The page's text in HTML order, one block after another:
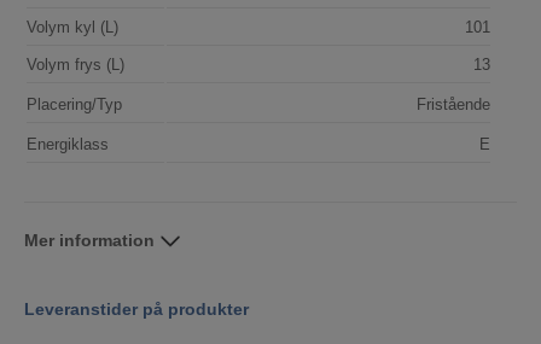
Volym kyl (L) 101
Volym frys (L) 13
Placering/Typ Fristående
Energiklass E
Mer information
Leveranstider på produkter